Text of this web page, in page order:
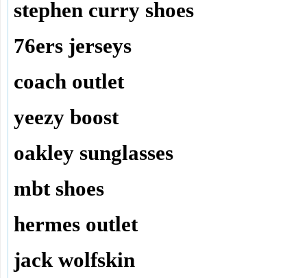
stephen curry shoes
76ers jerseys
coach outlet
yeezy boost
oakley sunglasses
mbt shoes
hermes outlet
jack wolfskin